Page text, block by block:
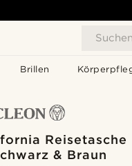
Suchen
Brillen
Reisetasche
& Braun